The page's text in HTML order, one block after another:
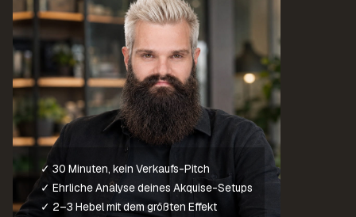
✓ 30 Minuten, kein Verkaufs-Pitch
✓ Ehrliche Analyse deines Akquise-Setups
✓ 2–3 Hebel mit dem größten Effekt